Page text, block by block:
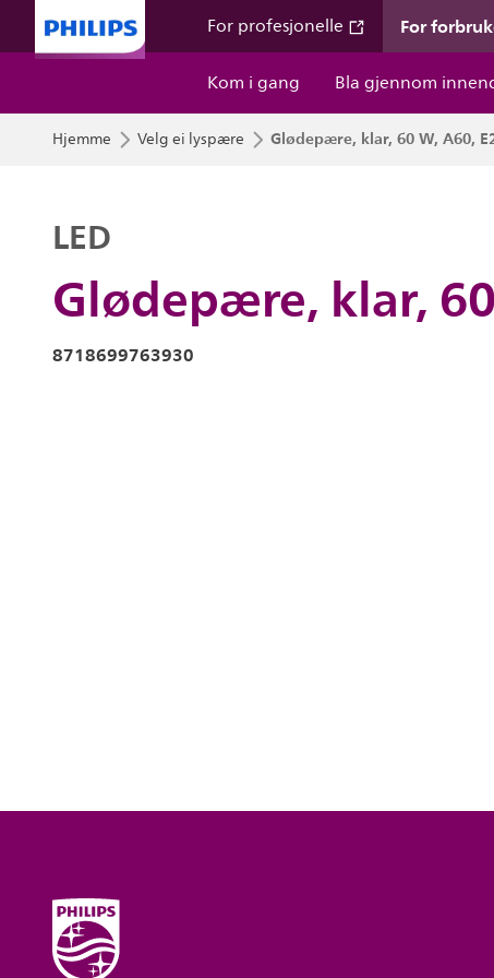
For profesjonelle For
Kom i gang
Bla gjennom
Hjemme Velg ei lyspære Glødepære, klar, 60 W, A60,
Glødepære, klar,
LED
8718699763930